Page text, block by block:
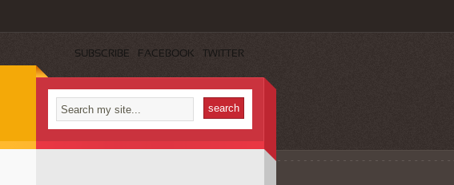
SUBSCRIBE FACEBOOK TWITTER